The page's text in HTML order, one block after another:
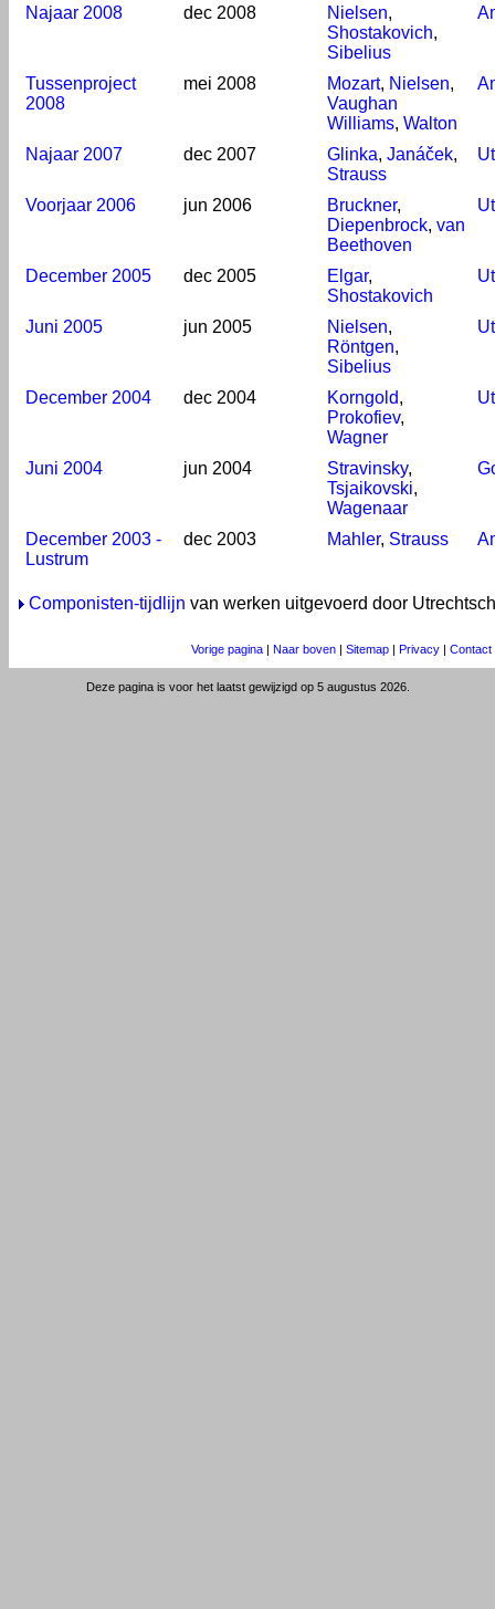
Najaar 2008 dec 2008 Nielsen,
Shostakovich,
Sibelius
Tussenproject
2008
mei 2008 Mozart, Nielsen,
Vaughan
Williams, Walton
Najaar 2007 dec 2007 Glinka, Janáček,
Strauss
Voorjaar 2006 jun 2006 Bruckner,
Diepenbrock, van
Beethoven
December 2005 dec 2005 Elgar,
Shostakovich
Juni 2005 jun 2005 Nielsen,
Röntgen,
Sibelius
December 2004 dec 2004 Korngold,
Prokofiev,
Wagner
Juni 2004 jun 2004 Stravinsky,
Tsjaikovski,
Wagenaar
December 2003 -
Lustrum
dec 2003 Mahler, Strauss
Componisten-tijdlijn van werken uitgevoerd door
Vorige pagina | Naar boven | Sitemap | Privacy | Contact
Deze pagina is voor het laatst gewijzigd op 5 augustus 2026.